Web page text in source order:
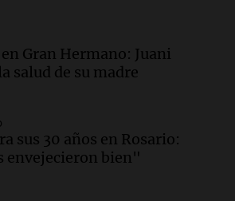
delivery en el microcentro
Mendoza
las víctimas fatales
de tránsito en el primer
Gran Hermano: Juani
salud de su madre
sus 30 años en Rosario:
envejecieron bien"